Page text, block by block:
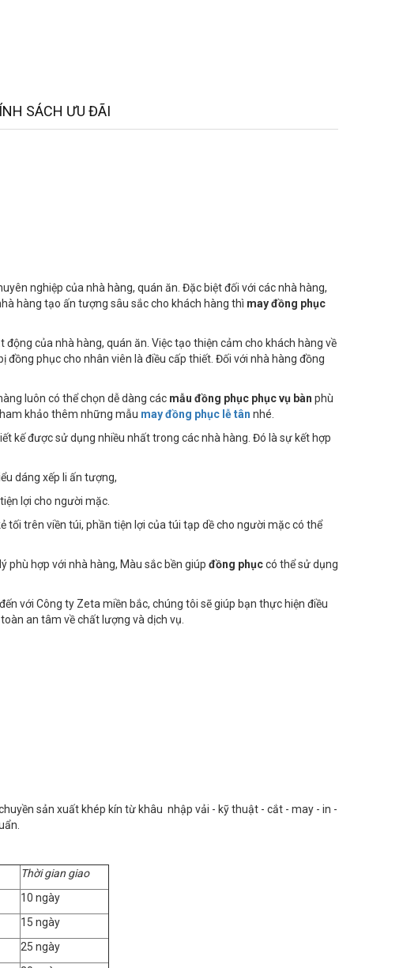
SÁCH ƯU ĐÃI
nghiệp của nhà hàng, quán ăn. Đặc biệt đối với các nhà hàng,
hàng tạo ấn tượng sâu sắc cho khách hàng thì may đồng phục
của nhà hàng, quán ăn. Việc tạo thiện cảm cho khách hàng về
phục cho nhân viên là điều cấp thiết. Đối với nhà hàng đồng
luôn có thể chọn dễ dàng các mẫu đồng phục phục vụ bàn phù
khảo thêm những mẫu may đồng phục lễ tân nhé.
kế được sử dụng nhiều nhất trong các nhà hàng. Đó là sự kết hợp
dáng xếp li ấn tượng,
lợi cho người mặc.
trên viền túi, phần tiện lợi của túi tạp dề cho người mặc có thể
phù hợp với nhà hàng, Màu sắc bền giúp đồng phụccó thể sử dụng
với Công ty Zeta miền bắc, chúng tôi sẽ giúp bạn thực hiện điều
an tâm về chất lượng và dịch vụ.
sản xuất khép kín từ khâu nhập vải - kỹ thuật - cắt - may - in -
Thời gian giao
10 ngày
15 ngày
25 ngày